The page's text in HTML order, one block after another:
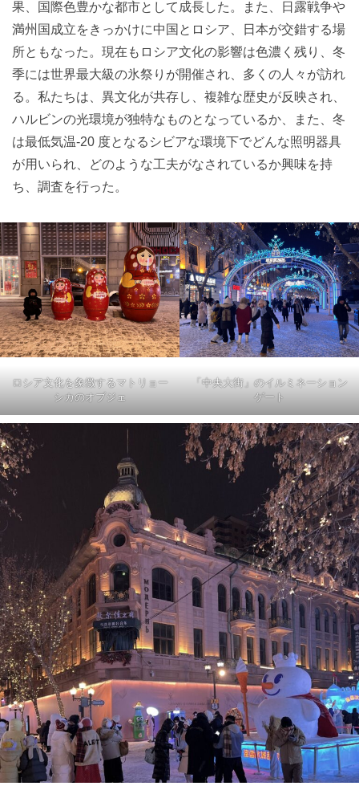
果、国際色豊かな都市として成長した。また、日露戦争や
満州国成立をきっかけに中国とロシア、日本が交錯する場
所ともなった。現在もロシア文化の影響は色濃く残り、冬
季には世界最大級の氷祭りが開催され、多くの人々が訪れ
る。私たちは、異文化が共存し、複雑な歴史が反映され、
ハルビンの光環境が独特なものとなっているか、また、冬
は最低気温-20 度となるシビアな環境下でどんな照明器具
が用いられ、どのような工夫がなされているか興味を持
ち、調査を行った。
ロシア文化を象徴するマトリョー
シカのオブジェ
「中央大街」のイルミネーション
ゲート